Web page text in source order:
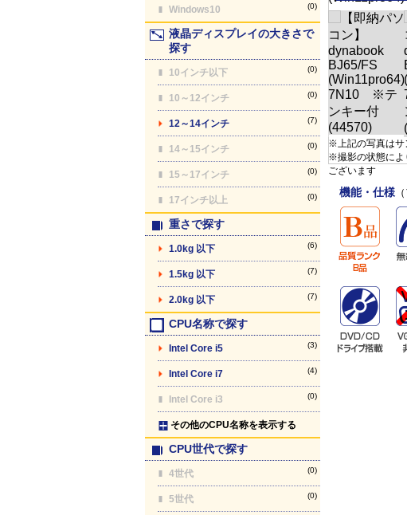
Windows10 (0)
液晶ディスプレイの大きさで
探す
10インチ以下 (0)
10～12インチ (0)
12～14インチ (7)
14～15インチ (0)
15～17インチ (0)
17インチ以上 (0)
重さで探す
1.0kg 以下 (6)
1.5kg 以下 (7)
2.0kg 以下 (7)
CPU名称で探す
Intel Core i5 (3)
Intel Core i7 (4)
Intel Core i3 (0)
その他のCPU名称を表示する
CPU世代で探す
4世代 (0)
5世代 (0)
※上記の写真はサ
※撮影の状態によ
ございます
機能・仕様